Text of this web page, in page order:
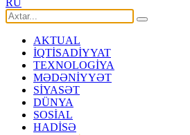
RU
AKTUAL
İQTİSADİYYAT
TEXNOLOGİYA
MƏDƏNİYYƏT
SİYASƏT
DÜNYA
SOSİAL
HADİSƏ